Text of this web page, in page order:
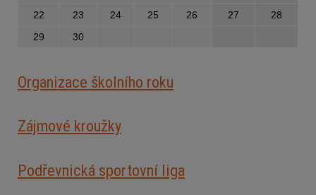
22
23 24 25 26 27
28
29
30
Organizace školního roku
Zájmové kroužky
Podřevnická sportovní liga